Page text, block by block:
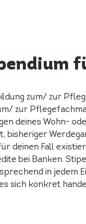
zum/ zur
zur
deines Wohn-
bisheriger
deinen Fall
bei Banken.
in jedem
sich konkret